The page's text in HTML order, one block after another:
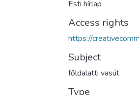
Esti hírlap
Access rights
https://
Subject
földalatti vasút
Type